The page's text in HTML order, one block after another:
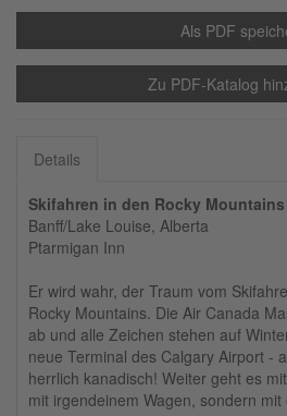
Als PDF
Zu PDF-Katalog
Details
Skifahren in den Rocky Mountains
Banff/Lake Louise, Alberta
Ptarmigan Inn
Er wird wahr, der Traum vom
Rocky Mountains. Die Air Canada
ab und alle Zeichen stehen auf
neue Terminal des Calgary Airport -
herrlich kanadisch! Weiter geht es
mit irgendeinem Wagen, sondern mit